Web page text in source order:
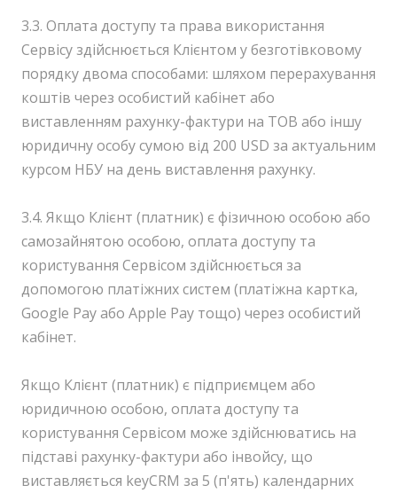
3.3. Оплата доступу та права використання
Сервісу здійснюється Клієнтом у безготівковому
порядку двома способами: шляхом перерахування
коштів через особистий кабінет або
виставленням рахунку-фактури на ТОВ або іншу
юридичну особу сумою від 200 USD за актуальним
курсом НБУ на день виставлення рахунку.
3.4. Якщо Клієнт (платник) є фізичною особою або
самозайнятою особою, оплата доступу та
користування Сервісом здійснюється за
допомогою платіжних систем (платіжна картка,
Google Pay або Apple Pay тощо) через особистий
кабінет.
Якщо Клієнт (платник) є підприємцем або
юридичною особою, оплата доступу та
користування Сервісом може здійснюватись на
підставі рахунку-фактури або інвойсу, що
виставляється keyCRM за 5 (п'ять) календарних